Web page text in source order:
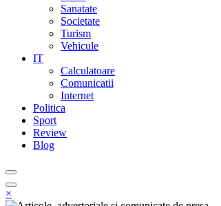
Sanatate
Societate
Turism
Vehicule
IT
Calculatoare
Comunicatii
Internet
Politica
Sport
Review
Blog
×